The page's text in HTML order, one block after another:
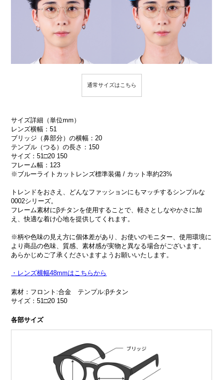
通常サイズはこちら
サイズ詳細（単位mm）
レンズ横幅：51
ブリッジ（鼻部分）の横幅：20
テンプル（つる）の長さ：150
サイズ：51□20 150
フレーム幅：123
※ブルーライトカットレンズ標準装備 / カット率約23%
トレンドをおさえ、どんなファッションにもマッチするシンプルな
0002シリーズ。
フレーム素材にβチタンを使用することで、軽さとしなやかさに加
え、快適な着け心地を提供してくれます。
※柄や色味の見え方に個体差があり、お使いのモニター、使用環境に
より商品の色味、質感、素材感が実物と異なる場合がございます。
あらかじめご了承くださいますようお願いいたします。
・レンズ横幅48mmはこちらから
素材：フロント:合金 テンプル:βチタン
サイズ：51□20 150
各部サイズ